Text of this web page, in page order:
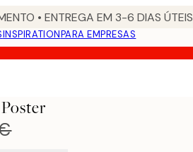
• ENTREGA EM 3-6 DIAS ÚTEIS
INSPIRATIONPARA EMPRESAS